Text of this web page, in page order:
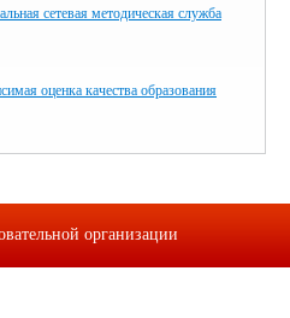
сетевая методическая служба
оценка качества образования
организации